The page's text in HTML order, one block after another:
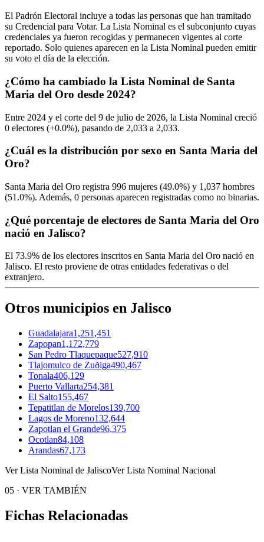
El Padrón Electoral incluye a todas las personas que han tramitado
su Credencial para Votar. La Lista Nominal es el subconjunto cuyas
credenciales ya fueron recogidas y permanecen vigentes al corte
reportado. Solo quienes aparecen en la Lista Nominal pueden emitir
su voto el día de la elección.
¿Cómo ha cambiado la Lista Nominal de Santa
Maria del Oro desde 2024?
Entre 2024 y el corte del 9 de julio de 2026, la Lista Nominal creció
0 electores (+0.0%), pasando de 2,033 a 2,033.
¿Cuál es la distribución por sexo en Santa Maria del
Oro?
Santa Maria del Oro registra 996 mujeres (49.0%) y 1,037 hombres
(51.0%). Además, 0 personas aparecen registradas como no binarias.
¿Qué porcentaje de electores de Santa Maria del Oro
nació en Jalisco?
El 73.9% de los electores inscritos en Santa Maria del Oro nació en
Jalisco. El resto proviene de otras entidades federativas o del
extranjero.
Otros municipios en Jalisco
Guadalajara1,251,451
Zapopan1,172,779
San Pedro Tlaquepaque527,910
Tlajomulco de Zuðiga490,467
Tonala406,129
Puerto Vallarta254,381
El Salto155,467
Tepatitlan de Morelos139,700
Lagos de Moreno132,644
Zapotlan el Grande96,375
Ocotlan84,108
Arandas67,173
Ver Lista Nominal de JaliscoVer Lista Nominal Nacional
05 · VER TAMBIÉN
Fichas Relacionadas